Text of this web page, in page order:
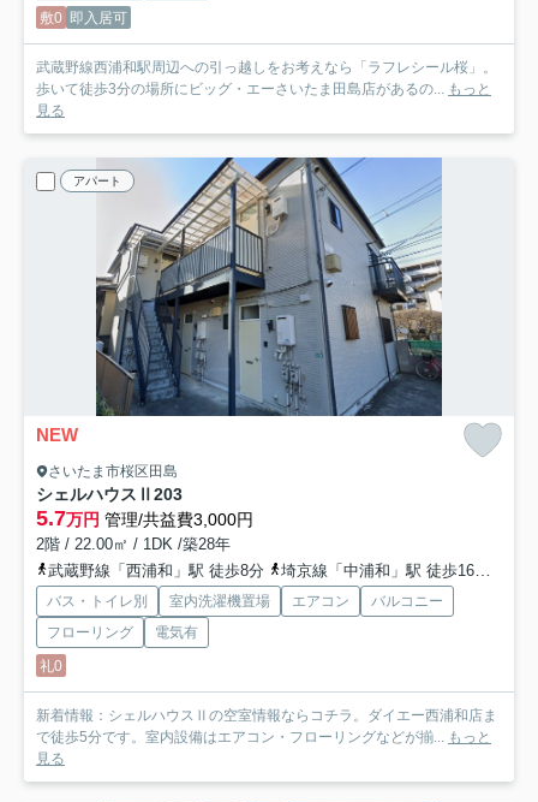
敷0 即入居可
武蔵野線西浦和駅周辺への引っ越しをお考えなら「ラフレシール桜」。
歩いて徒歩3分の場所にビッグ・エーさいたま田島店があるの... もっと
見る
アパート
NEW
さいたま市桜区田島
シェルハウスⅡ 203
5.7万円 管理/共益費3,000円
2階 / 22.00㎡ / 1DK /築28年
武蔵野線「西浦和」駅 徒歩8分
埼京線「中浦和」駅 徒歩16分
バス・トイレ別 室内洗濯機置場 エアコン
バルコニー
フローリング
電気有
礼0
新着情報：シェルハウスⅡの空室情報ならコチラ。ダイエー西浦和店ま
で徒歩5分です。室内設備はエアコン・フローリングなどが揃... もっと
見る